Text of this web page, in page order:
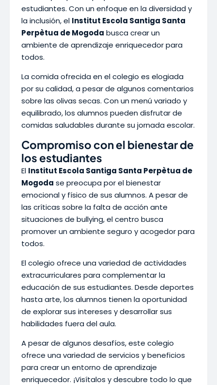
estudiantes. Con un enfoque en la diversidad y
la inclusión, el Institut Escola Santiga Santa
Perpètua de Mogoda busca crear un
ambiente de aprendizaje enriquecedor para
todos.
La comida ofrecida en el colegio es elogiada
por su calidad, a pesar de algunos comentarios
sobre las olivas secas. Con un menú variado y
equilibrado, los alumnos pueden disfrutar de
comidas saludables durante su jornada escolar.
Compromiso con el bienestar de
los estudiantes
El Institut Escola Santiga Santa Perpètua de
Mogoda se preocupa por el bienestar
emocional y físico de sus alumnos. A pesar de
las críticas sobre la falta de acción ante
situaciones de bullying, el centro busca
promover un ambiente seguro y acogedor para
todos.
El colegio ofrece una variedad de actividades
extracurriculares para complementar la
educación de sus estudiantes. Desde deportes
hasta arte, los alumnos tienen la oportunidad
de explorar sus intereses y desarrollar sus
habilidades fuera del aula.
A pesar de algunos desafíos, este colegio
ofrece una variedad de servicios y beneficios
para crear un entorno de aprendizaje
enriquecedor. ¡Visítalos y descubre todo lo que